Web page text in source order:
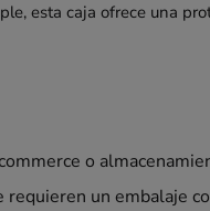
esta caja ofrece una
o
un embalaje